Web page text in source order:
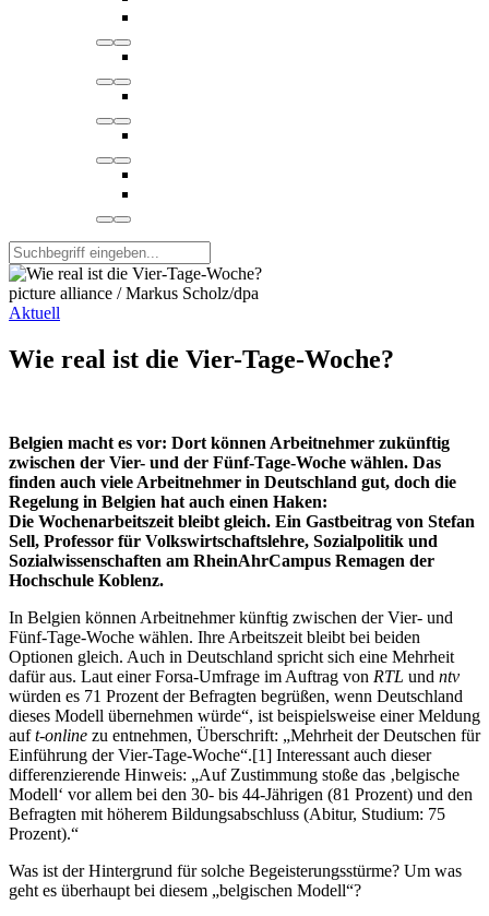
picture alliance / Markus Scholz/dpa
Aktuell
Wie real ist die Vier-Tage-Woche?
Belgien macht es vor: Dort können Arbeitnehmer zukünftig
zwischen der Vier- und der Fünf-Tage-Woche wählen. Das
finden auch viele Arbeitnehmer in Deutschland gut, doch die
Regelung in Belgien hat auch einen Haken:
Die Wochenarbeitszeit bleibt gleich. Ein Gastbeitrag von Stefan
Sell, Professor für Volkswirtschaftslehre, Sozialpolitik und
Sozialwissenschaften am RheinAhrCampus Remagen der
Hochschule Koblenz.
In Belgien können Arbeitnehmer künftig zwischen der Vier- und
Fünf-Tage-Woche wählen. Ihre Arbeitszeit bleibt bei beiden
Optionen gleich. Auch in Deutschland spricht sich eine Mehrheit
dafür aus. Laut einer Forsa-Umfrage im Auftrag von RTL und ntv
würden es 71 Prozent der Befragten begrüßen, wenn Deutschland
dieses Modell übernehmen würde“, ist beispielsweise einer Meldung
auft-online zu entnehmen, Überschrift: „Mehrheit der Deutschen für
Einführung der Vier-Tage-Woche“.[1] Interessant auch dieser
differenzierende Hinweis: „Auf Zustimmung stoße das ‚belgische
Modell‘ vor allem bei den 30- bis 44-Jährigen (81 Prozent) und den
Befragten mit höherem Bildungsabschluss (Abitur, Studium: 75
Prozent).“
Was ist der Hintergrund für solche Begeisterungsstürme? Um was
geht es überhaupt bei diesem „belgischen Modell“?